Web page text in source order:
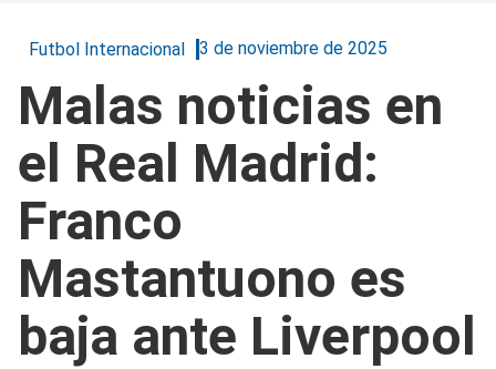
Futbol Internacional 3 de noviembre de 2025
Malas noticias en
el Real Madrid:
Franco
Mastantuono es
baja ante Liverpool